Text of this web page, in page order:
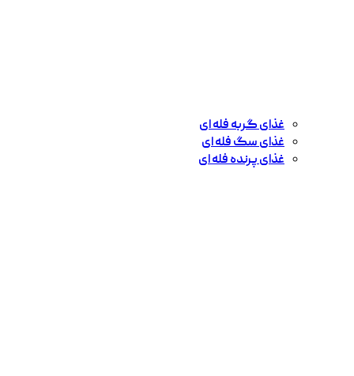
غذای گربه فله ای
غذای سگ فله ای
غذای پرنده فله ای